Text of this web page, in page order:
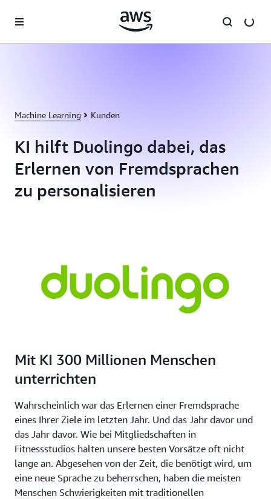
Überspringen zum Hauptinhalt
Machine Learning Kunden
KI hilft Duolingo dabei, das
Erlernen von Fremdsprachen
zu personalisieren
Mit KI 300 Millionen Menschen
unterrichten
Wahrscheinlich war das Erlernen einer Fremdsprache
eines Ihrer Ziele im letzten Jahr. Und das Jahr davor und
das Jahr davor. Wie bei Mitgliedschaften in
Fitnessstudios halten unsere besten Vorsätze oft nicht
lange an. Abgesehen von der Zeit, die benötigt wird, um
eine neue Sprache zu beherrschen, haben die meisten
Menschen Schwierigkeiten mit traditionellen